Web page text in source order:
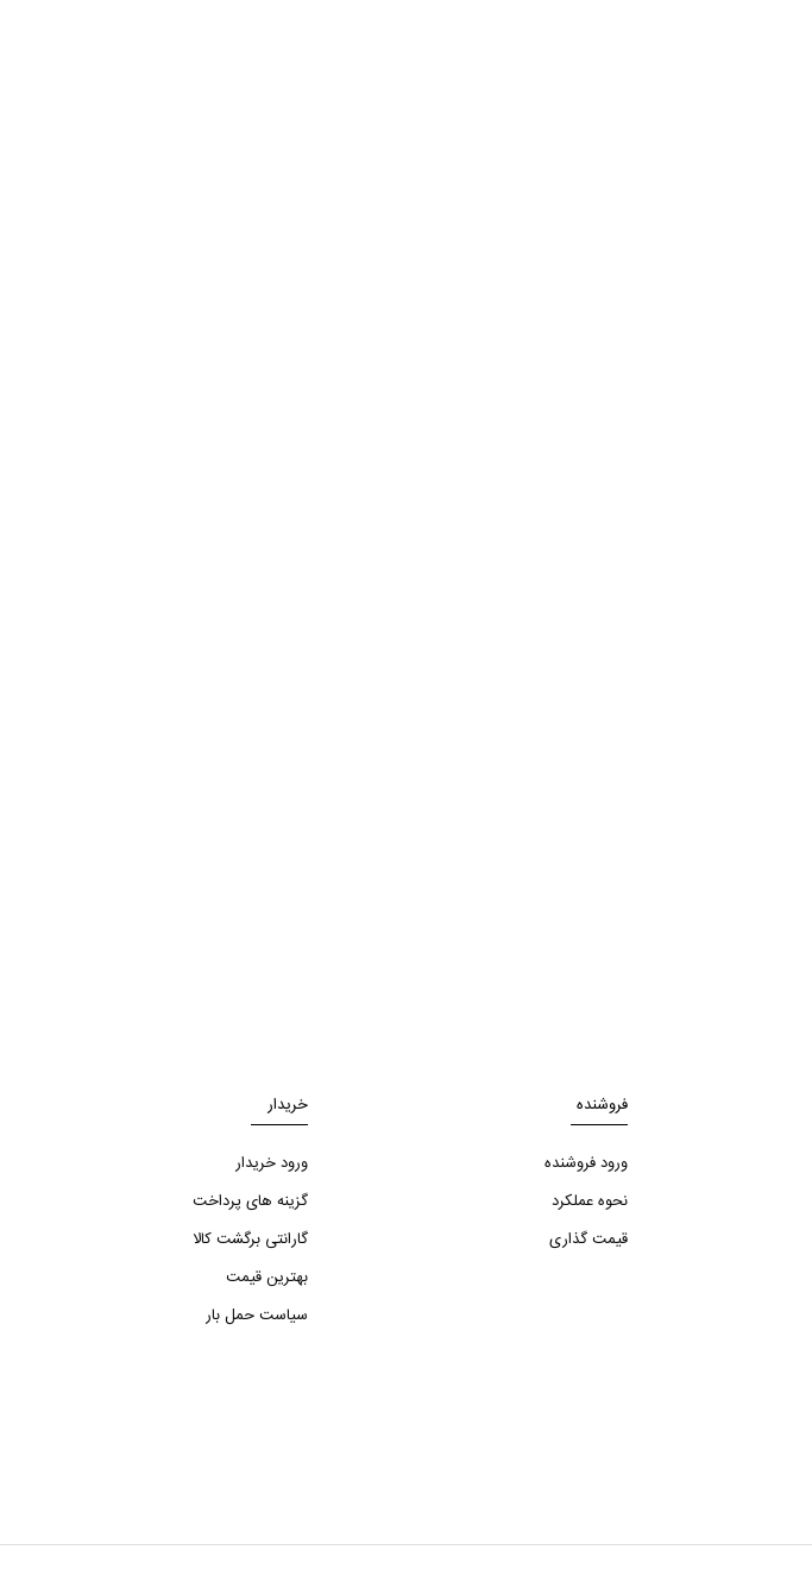
فروشنده
ورود فروشنده
نحوه عملکرد
قیمت گذاری
خریدار
ورود خریدار
گزینه های پرداخت
گارانتی برگشت کالا
بهترین قیمت
سیاست حمل بار